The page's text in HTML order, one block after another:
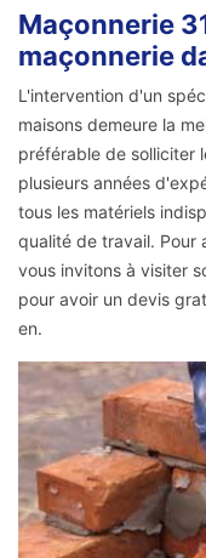
Maçonnerie
maçonnerie
L'intervention d'un
maisons demeure la
préférable de solliciter
plusieurs années
tous les matériels
qualité de travail. Pour
vous invitons à visiter
pour avoir un devis
en.